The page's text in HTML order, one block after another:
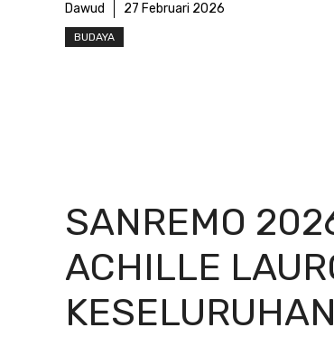
Dawud 27 Februari 2026
BUDAYA
SANREMO
ACHILLE